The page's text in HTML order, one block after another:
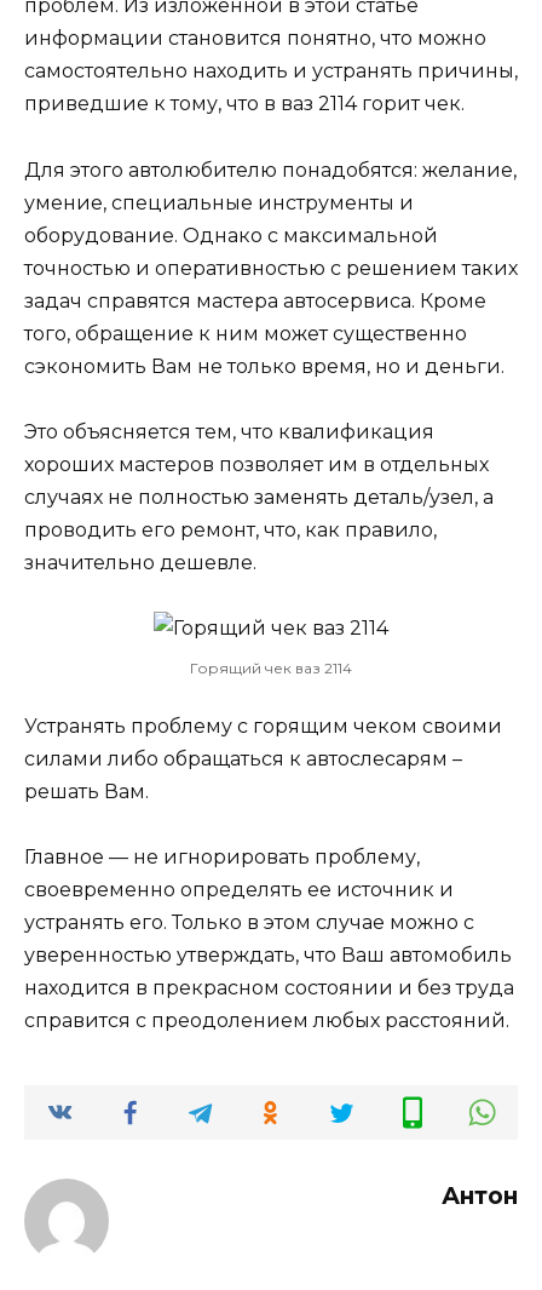
проблем. Из изложенной в этой статье
информации становится понятно, что можно
самостоятельно находить и устранять причины,
приведшие к тому, что в ваз 2114 горит чек.
Для этого автолюбителю понадобятся: желание,
умение, специальные инструменты и
оборудование. Однако с максимальной
точностью и оперативностью с решением таких
задач справятся мастера автосервиса. Кроме
того, обращение к ним может существенно
сэкономить Вам не только время, но и деньги.
Это объясняется тем, что квалификация
хороших мастеров позволяет им в отдельных
случаях не полностью заменять деталь/узел, а
проводить его ремонт, что, как правило,
значительно дешевле.
Горящий чек ваз 2114
Устранять проблему с горящим чеком своими
силами либо обращаться к автослесарям –
решать Вам.
Главное — не игнорировать проблему,
своевременно определять ее источник и
устранять его. Только в этом случае можно с
уверенностью утверждать, что Ваш автомобиль
находится в прекрасном состоянии и без труда
справится с преодолением любых расстояний.
Антон